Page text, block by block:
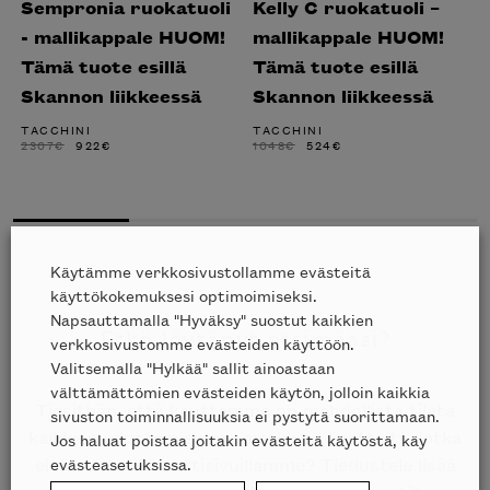
Sempronia ruokatuoli
- mallikappale HUOM!
Tämä tuote esillä
Skannon liikkeessä
TACCHINI
2307€ ALKUPERÄINEN
922€
Kelly C ruokatuoli –
mallikappale HUOM!
Tämä tuote esillä
Skannon liikkeessä
TACCHINI
1048€ ALKUPERÄINEN
524€
Etkö löytänyt etsimääsi?
Tiesithän, että kauttamme on mahdollista tilata
kaikkien edustamiemme merkkien tuotteita, jotka
eivät ole esillä nettisivuillamme? Tiedustele lisää
Käytämme verkkosivustollamme evästeitä
käyttökokemuksesi optimoimiseksi.
Napsauttamalla "Hyväksy" suostut kaikkien
verkkosivustomme evästeiden käyttöön.
Valitsemalla "Hylkää" sallit ainoastaan
välttämättömien evästeiden käytön, jolloin kaikkia
sivuston toiminnallisuuksia ei pystytä suorittamaan.
Jos haluat poistaa joitakin evästeitä käytöstä, käy
evästeasetuksissa.